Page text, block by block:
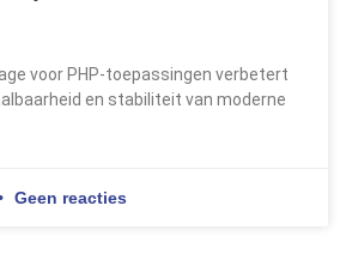
voor PHP-toepassingen verbetert
en stabiliteit van moderne
Geen reacties